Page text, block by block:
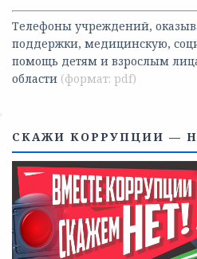
Телефоны учреждений,
поддержки, медицинскую,
помощь детям и взрослым
области
СКАЖИ КОРРУПЦИИ —